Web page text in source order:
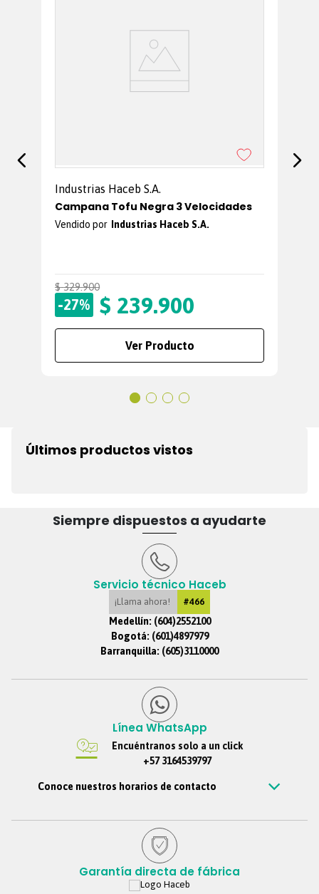
Industrias Haceb S.A.
Campana Tofu Negra 3 Velocidades
Industrias Haceb S.A.
$ 329.900
-27% $ 239.900
Ver Producto
Últimos productos vistos
Siempre dispuestos a ayudarte
Servicio técnico Haceb
¡Llama ahora! #466
Medellín: (604)2552100
Bogotá: (601)4897979
Barranquilla: (605)3110000
Línea WhatsApp
Encuéntranos solo a un click
+57 3164539797
Conoce nuestros horarios de contacto
am a 6 pm, Jornada continua. Domingos y festivos no se tendrá
atención. Si nos escribes por fuera de este horario, te
contestaremos tan pronto estemos de regreso.
Garantía directa de fábrica